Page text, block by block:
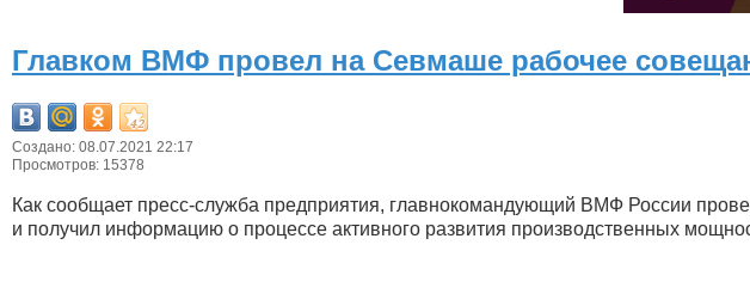
Главком ВМФ провел на Севмаше рабочее
Создано: 08.07.2021 22:17
Просмотров: 15378
Как сообщает пресс-служба предприятия, главнокомандующий ВМФ России
и получил информацию о процессе активного развития производственных